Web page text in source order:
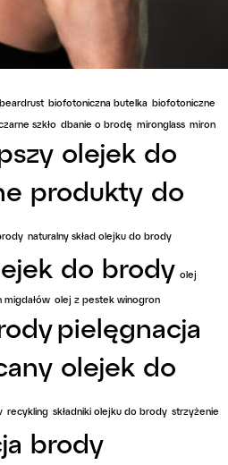
beardrust biofotoniczna butelka biofotoniczne
szkło dbanie o brodę mironglass miron
olejek do
produkty do
naturalny skład olejku do brody
do brody olej
migdałów olej z pestek winogron
pielęgnacja
olejek do
recykling składniki olejku do brody strzyżenie
brody